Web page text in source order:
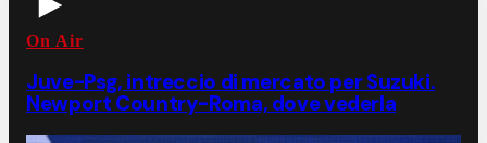
On Air
Juve-Psg, intreccio di mercato per Suzuki.
Newport Country-Roma, dove vederla